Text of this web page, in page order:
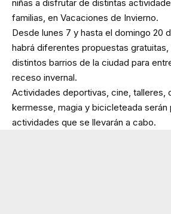
niñas a disfrutar de distintas
familias, en Vacaciones de Invierno.
Desde lunes 7 y hasta el domingo 20
habrá diferentes propuestas
distintos barrios de la ciudad para
receso invernal.
Actividades deportivas, cine, talleres,
kermesse, magia y bicicleteada serán
actividades que se llevarán a cabo.